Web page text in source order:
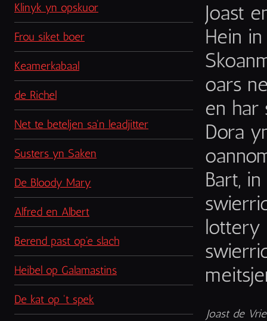
Klinyk yn opskuor
Frou siket boer
Keamerkabaal
de Richel
Net te beteljen sa'n leadjitter
Susters yn Saken
De Bloody Mary
Alfred en Albert
Berend past op'e slach
Heibel op Galamastins
De kat op 't spek
Joast
Hein
oars
en har
Dora
Bart,
lottery
Joast de